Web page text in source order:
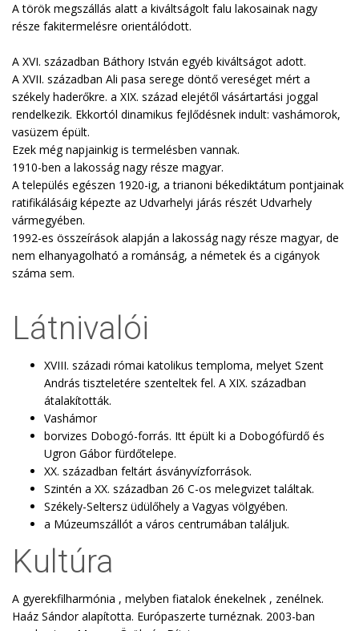
A török megszállás alatt a kiváltságolt falu lakosainak nagy
része fakitermelésre orientálódott.
A XVI. században Báthory István egyéb kiváltságot adott.
A XVII. században Ali pasa serege döntő vereséget mért a
székely haderőkre. a XIX. század elejétől vásártartási joggal
rendelkezik. Ekkortól dinamikus fejlődésnek indult: vashámorok,
vasüzem épült.
Ezek még napjainkig is termelésben vannak.
1910-ben a lakosság nagy része magyar.
A település egészen 1920-ig, a trianoni békediktátum pontjainak
ratifikálásáig képezte az Udvarhelyi járás részét Udvarhely
vármegyében.
1992-es összeírások alapján a lakosság nagy része magyar, de
nem elhanyagolható a románság, a németek és a cigányok
száma sem.
Látnivalói
XVIII. századi római katolikus temploma, melyet Szent
András tiszteletére szenteltek fel. A XIX. században
átalakították.
Vashámor
borvizes Dobogó-forrás. Itt épült ki a Dobogófürdő és
Ugron Gábor fürdőtelepe.
XX. században feltárt ásványvízforrások.
Szintén a XX. században 26 C-os melegvizet találtak.
Székely-Seltersz üdülőhely a Vagyas völgyében.
a Múzeumszállót a város centrumában találjuk.
Kultúra
A gyerekfilharmónia , melyben fiatalok énekelnek , zenélnek.
Haáz Sándor alapította. Európaszerte turnéznak. 2003-ban